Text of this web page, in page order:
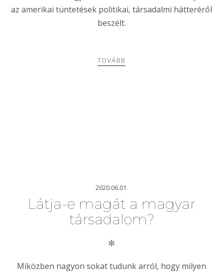
az amerikai tüntetések politikai, társadalmi hátteréről
beszélt.
TOVÁBB
2020.06.01.
Látja-e magát a magyar
társadalom?
✻
Miközben nagyon sokat tudunk arról, hogy milyen